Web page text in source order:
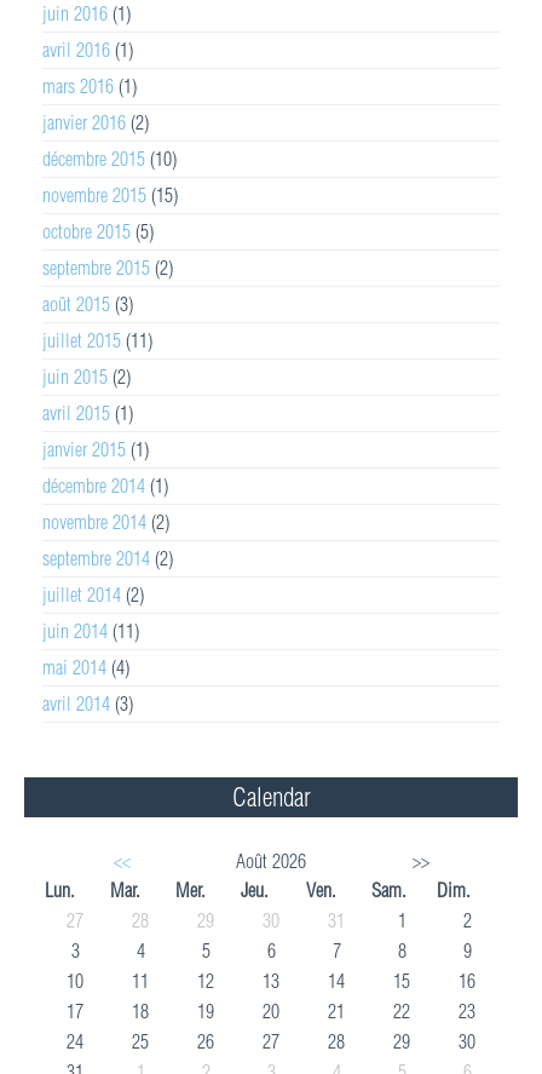
juin 2016 (1)
avril 2016 (1)
mars 2016 (1)
janvier 2016 (2)
décembre 2015 (10)
novembre 2015 (15)
octobre 2015 (5)
septembre 2015 (2)
août 2015 (3)
juillet 2015 (11)
juin 2015 (2)
avril 2015 (1)
janvier 2015 (1)
décembre 2014 (1)
novembre 2014 (2)
septembre 2014 (2)
juillet 2014 (2)
juin 2014 (11)
mai 2014 (4)
avril 2014 (3)
Calendar
<< Août 2026
>>
Lun.
Mar. Mer. Jeu. Ven. Sam.
Dim.
27
28 29 30 31 1
2
3
4 5 6 7 8
9
10
11 12 13 14 15
16
17
18 19 20 21 22
23
24
25 26 27 28 29
30